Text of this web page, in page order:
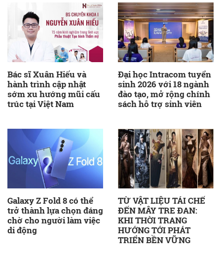
Bác sĩ Xuân Hiếu và
hành trình cập nhật
sớm xu hướng mũi cấu
trúc tại Việt Nam
Đại học Intracom tuyển
sinh 2026 với 18 ngành
đào tạo, mở rộng chính
sách hỗ trợ sinh viên
Galaxy Z Fold 8 có thể
trở thành lựa chọn đáng
chờ cho người làm việc
di động
TỪ VẬT LIỆU TÁI CHẾ
ĐẾN MÂY TRE ĐAN:
KHI THỜI TRANG
HƯỚNG TỚI PHÁT
TRIỂN BỀN VỮNG